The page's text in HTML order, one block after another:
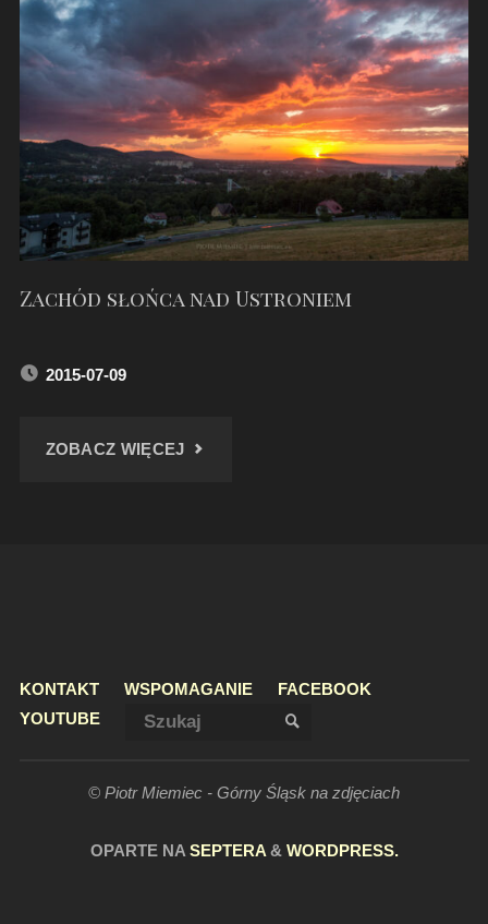
2016"
Zachód słońca nad Ustroniem
2015-07-09
ZOBACZ WIĘCEJ"ZACHÓD
KONTAKT WSPOMAGANIE
FACEBOOK
YOUTUBE
SZUKAJ
© Piotr Miemiec - Górny Śląsk na zdjęciach
OPARTE NASEPTERA& WORDPRESS.